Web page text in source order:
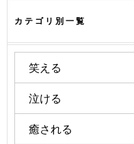
カテゴリ別一覧
笑える
泣ける
癒される